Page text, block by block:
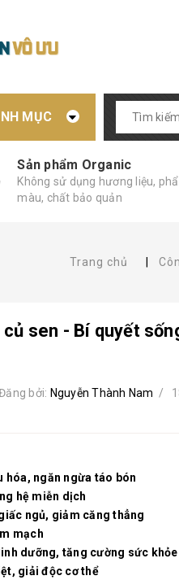
MỤC
Sản phẩm Organic
Không sử dụng hương liệu,
màu, chất bảo quản
Trang chủ
sen - Bí quyết
bởi: Nguyễn Thành Nam /
hóa, ngăn ngừa táo bón
hệ miễn dịch
ngủ, giảm căng thẳng
mạch
dưỡng, tăng cường sức
giải độc cơ thể